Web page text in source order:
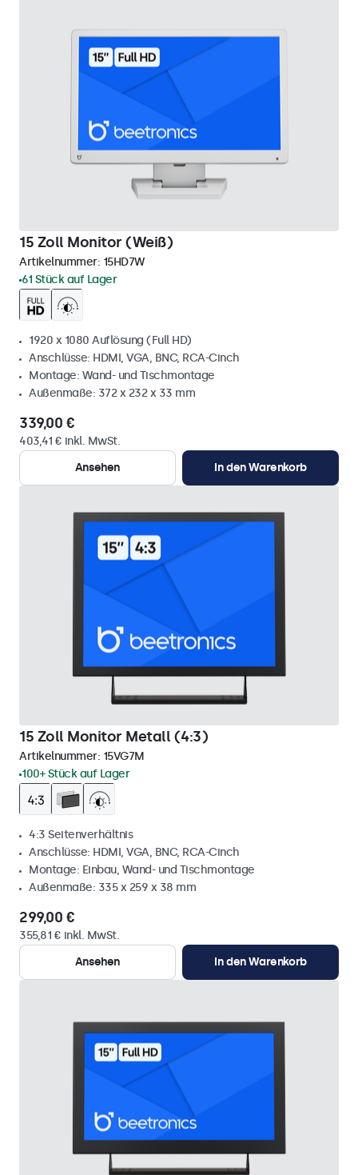
15 Zoll Monitor (Weiß)
Artikelnummer: 15HD7W
61 Stück auf Lager
1920 x 1080 Auflösung (Full HD)
Anschlüsse: HDMI, VGA, BNC, RCA-Cinch
Montage: Wand- und Tischmontage
Außenmaße: 372 x 232 x 33 mm
339,00 €
403,41 € inkl. MwSt.
Ansehen
In den Warenkorb
15 Zoll Monitor Metall (4:3)
Artikelnummer: 15VG7M
100+ Stück auf Lager
4:3 Seitenverhältnis
Anschlüsse: HDMI, VGA, BNC, RCA-Cinch
Montage: Einbau, Wand- und Tischmontage
Außenmaße: 335 x 259 x 38 mm
299,00 €
355,81 € inkl. MwSt.
Ansehen
In den Warenkorb